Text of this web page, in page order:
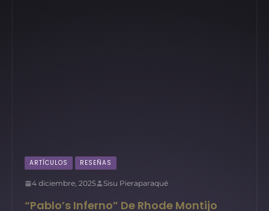
ARTÍCULOS RESEÑAS
4 diciembre, 2025 Sisu Pieraparaqué
“Pablo’s Inferno” De Rhode Montijo